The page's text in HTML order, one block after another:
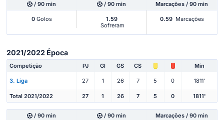
/ 90 min / 90 min Marcações / 90 min
0Golos
1.59
Sofreram
0.59 Marcações
2021/2022 Época
Competição PJ Gl GS CS Min
3. Liga 27 1 26 7 5 0 1811'
Total 2021/2022 27 1 26 7 5 0 1811'
/ 90 min / 90 min Marcações / 90 min